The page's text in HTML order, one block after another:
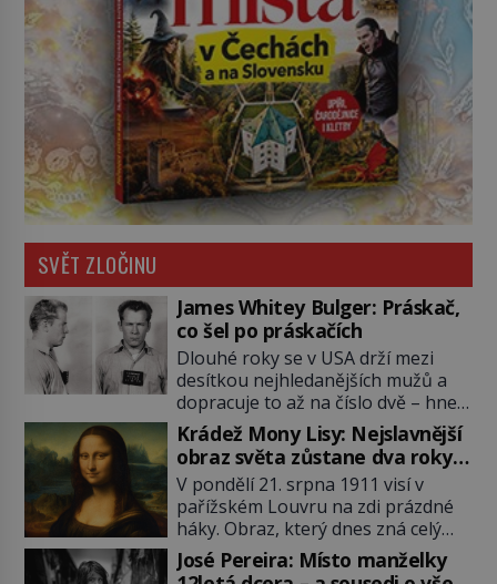
SVĚT ZLOČINU
James Whitey Bulger: Práskač,
co šel po práskačích
Dlouhé roky se v USA drží mezi
desítkou nejhledanějších mužů a
dopracuje to až na číslo dvě – hned
po Usámovi bin Ládinovi (1957–
2011). To je James „Whitey“ Bulger
(1929–2018) viněný ze spoluúčasti
na 19 vraždách, vydírání a lichvy. A
samozřejmě, krom toho je ještě
drogový dealer, který neváhá
odstranit z cesty všechny práskače,
Krádež Mony Lisy: Nejslavnější
obraz světa zůstane dva roky
nezvěstný
V pondělí 21. srpna 1911 visí v
pařížském Louvru na zdi prázdné
háky. Obraz, který dnes zná celý
svět, je pryč. Zpočátku si nikdo
nemyslí, že jde o krádež.
José Pereira: Místo manželky